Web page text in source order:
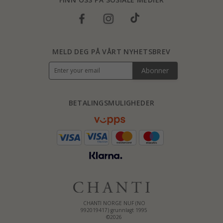
CHANTI NORGE NUF (NO
992019417) grunnlagt 1995
©2026
BETALINGSMULIGHEDER
MELD DEG PÅ VÅRT NYHETSBREV
Abonner